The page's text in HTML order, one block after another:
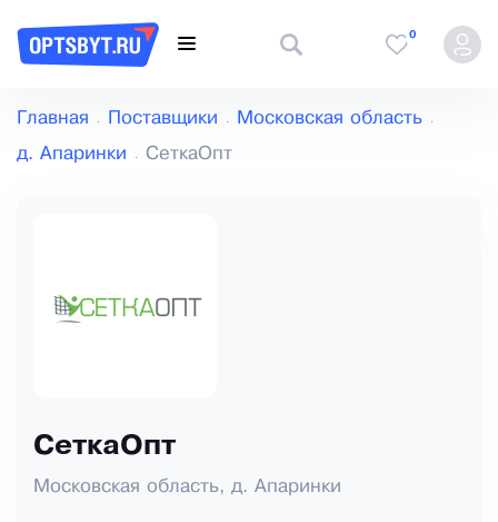
0
Главная Поставщики Московская область
д. Апаринки СеткаОпт
СеткаОпт
Московская область, д. Апаринки